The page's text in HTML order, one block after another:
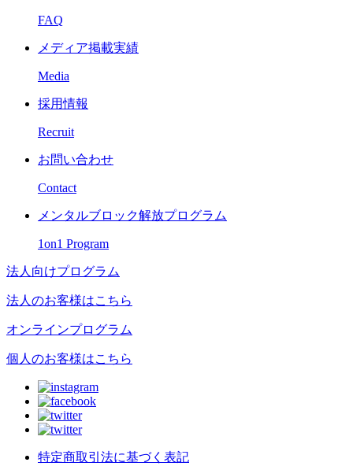
FAQ
メディア掲載実績
Media
採用情報
Recruit
お問い合わせ
Contact
メンタルブロック解放プログラム
1on1 Program
法人向けプログラム
法人のお客様はこちら
オンラインプログラム
個人のお客様はこちら
特定商取引法に基づく表記